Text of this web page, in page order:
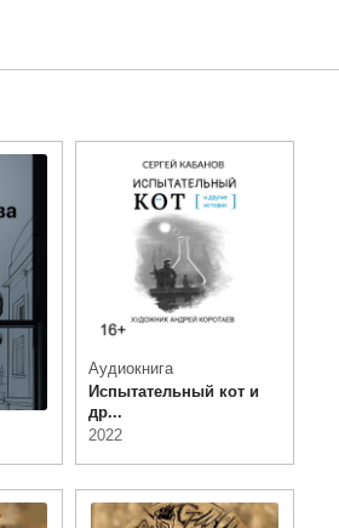
Аудиокнига
Испытательный кот и
др...
2022